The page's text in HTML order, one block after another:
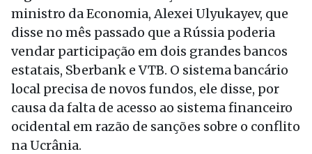
ministro da Economia, Alexei Ulyukayev, que
disse no mês passado que a Rússia poderia
vendar participação em dois grandes bancos
estatais, Sberbank e VTB. O sistema bancário
local precisa de novos fundos, ele disse, por
causa da falta de acesso ao sistema financeiro
ocidental em razão de sanções sobre o conflito
na Ucrânia.